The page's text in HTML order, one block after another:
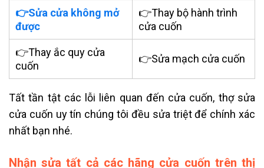
👉Sửa cửa không mở
được
👉Thay bộ hành trình
cửa cuốn
👉Thay ắc quy cửa
cuốn
👉Sửa mạch cửa cuốn
Tất tần tật các lỗi liên quan đến cửa cuốn, thợ sửa
cửa cuốn uy tín chúng tôi đều sửa triệt để chính xác
nhất bạn nhé.
Nhận sửa tất cả các hãng cửa cuốn trên thị